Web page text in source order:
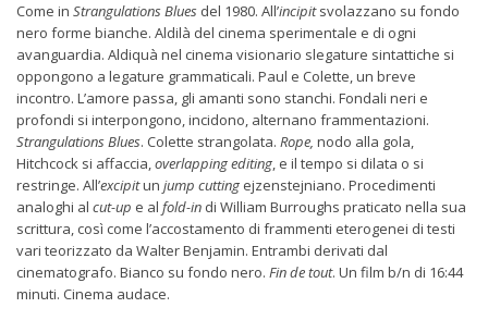
Come in Strangulations Blues del 1980. All’incipitsvolazzano su fondo
nero forme bianche. Aldilà del cinema sperimentale e di ogni
avanguardia. Aldiquà nel cinema visionario slegature sintattiche si
oppongono a legature grammaticali. Paul e Colette, un breve
incontro. L’amore passa, gli amanti sono stanchi. Fondali neri e
profondi si interpongono, incidono, alternano frammentazioni.
Strangulations Blues. Colette strangolata. Rope, nodo alla gola,
Hitchcock si affaccia,overlapping editing, e il tempo si dilata o si
restringe. All’excipitun jump cutting ejzenstejniano. Procedimenti
analoghi al cut-up e al fold-in di William Burroughs praticato nella sua
scrittura, così come l’accostamento di frammenti eterogenei di testi
vari teorizzato da Walter Benjamin. Entrambi derivati dal
cinematografo. Bianco su fondo nero. Fin de tout. Un film b/n di 16:44
minuti. Cinema audace.